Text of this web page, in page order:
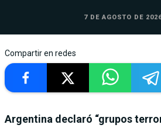
7 DE AGOSTO DE
Compartir en redes
Argentina declaró “grupos